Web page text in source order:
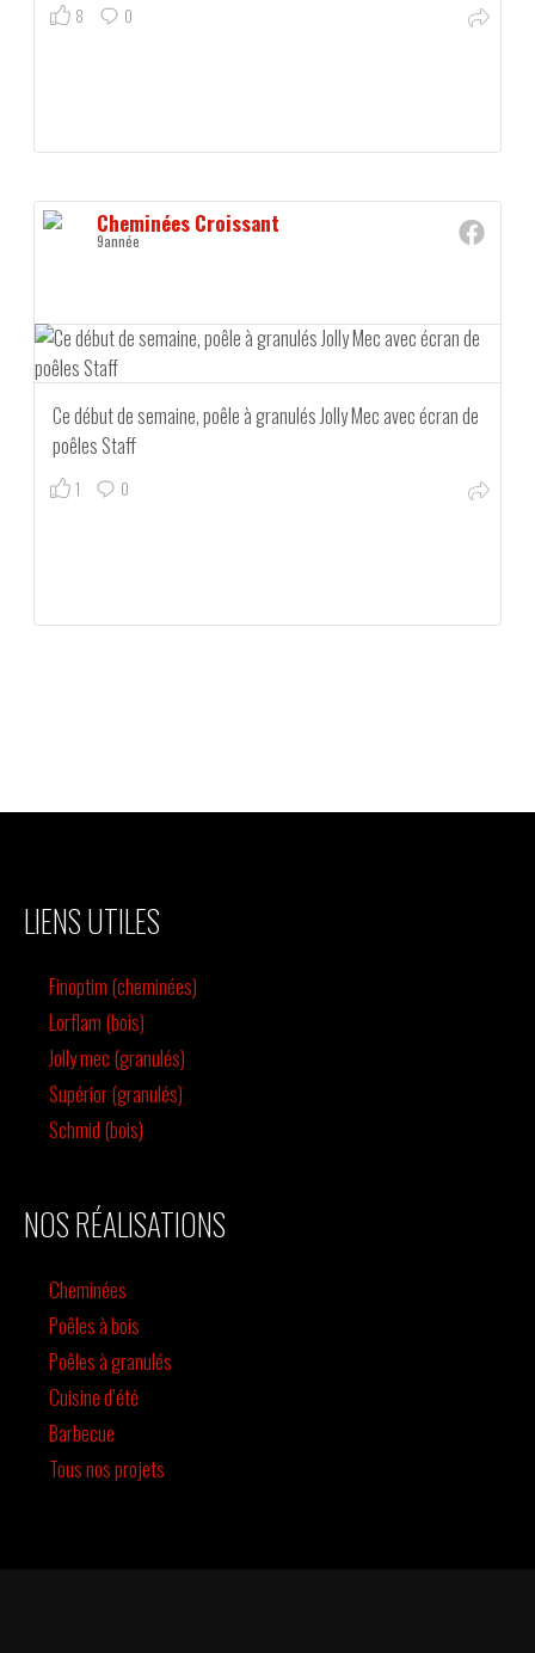
8 0
Cheminées Croissant
9année
Ce début de semaine, poêle à granulés Jolly Mec avec écran de
poêles Staff
1 0
LIENS UTILES
Finoptim (cheminées)
Lorflam (bois)
Jolly mec (granulés)
Supérior (granulés)
Schmid (bois)
NOS RÉALISATIONS
Cheminées
Poêles à bois
Poêles à granulés
Cuisine d’été
Barbecue
Tous nos projets